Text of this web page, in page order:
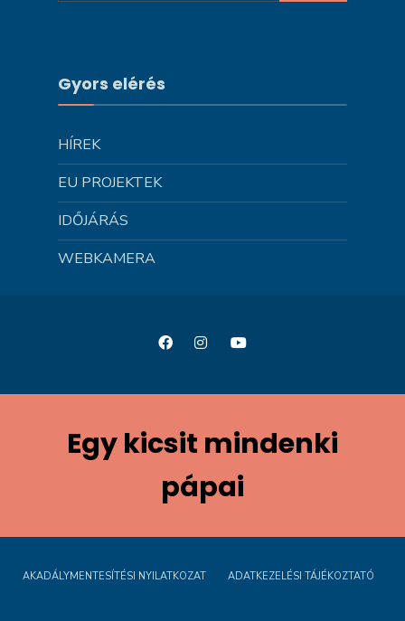
Gyors elérés
HÍREK
EU PROJEKTEK
IDŐJÁRÁS
WEBKAMERA
Egy kicsit mindenki
pápai
AKADÁLYMENTESÍTÉSI NYILATKOZAT ADATKEZELÉSI TÁJÉKOZTATÓ